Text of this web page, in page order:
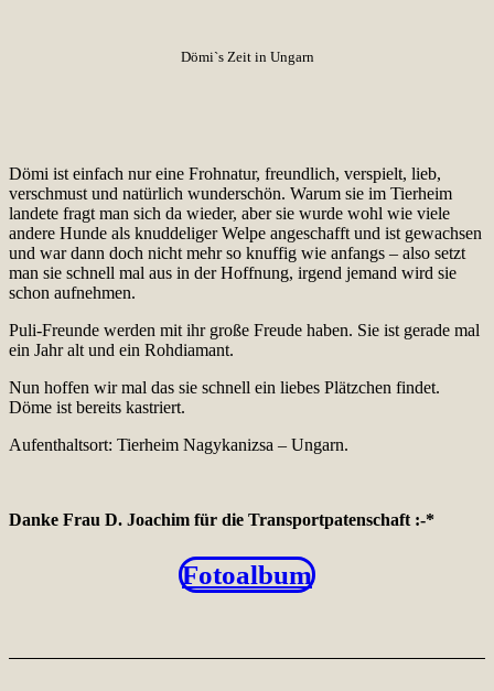
Dömi`s Zeit in Ungarn
Dömi ist einfach nur eine Frohnatur, freundlich, verspielt, lieb,
verschmust und natürlich wunderschön. Warum sie im Tierheim
landete fragt man sich da wieder, aber sie wurde wohl wie viele
andere Hunde als knuddeliger Welpe angeschafft und ist gewachsen
und war dann doch nicht mehr so knuffig wie anfangs – also setzt
man sie schnell mal aus in der Hoffnung, irgend jemand wird sie
schon aufnehmen.
Puli-Freunde werden mit ihr große Freude haben. Sie ist gerade mal
ein Jahr alt und ein Rohdiamant.
Nun hoffen wir mal das sie schnell ein liebes Plätzchen findet.
Döme ist bereits kastriert.
Aufenthaltsort: Tierheim Nagykanizsa – Ungarn.
Danke Frau D. Joachim für die Transportpatenschaft :-*
Fotoalbum